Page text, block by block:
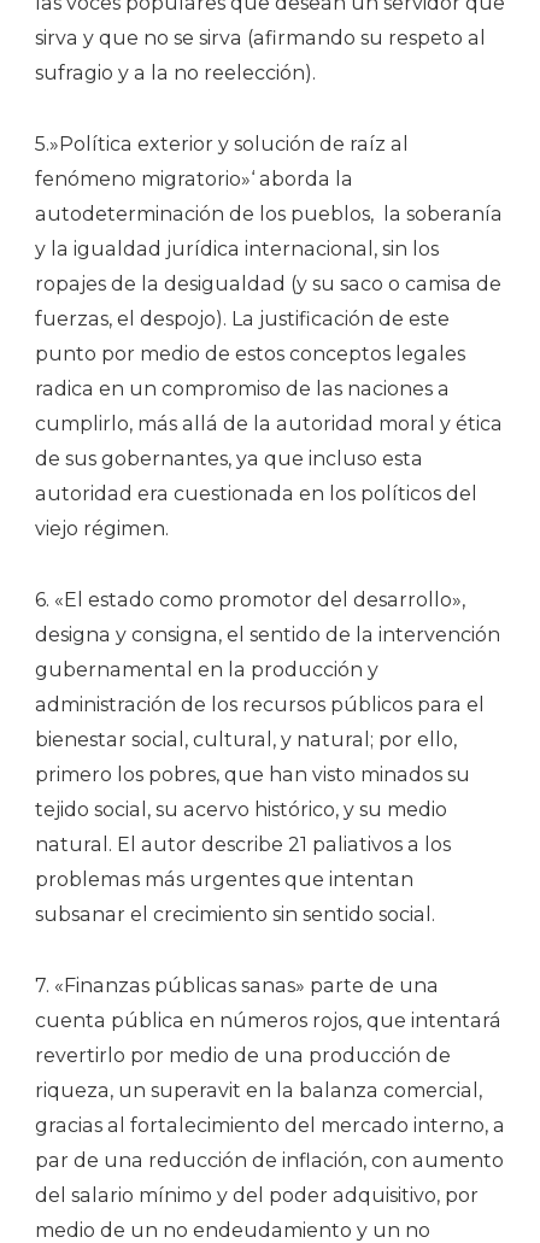
sirva y que no se sirva (afirmando su respeto al
sufragio y a la no reelección).
5.»Política exterior y solución de raíz al
fenómeno migratorio»‘ aborda la
autodeterminación de los pueblos,
la soberanía
y la igualdad jurídica internacional, sin los
ropajes de la desigualdad (y su saco o camisa de
fuerzas, el despojo). La justificación de este
punto por medio de estos conceptos legales
radica en un compromiso de las naciones a
cumplirlo, más allá de la autoridad moral y ética
de sus gobernantes, ya que incluso esta
autoridad era cuestionada en los políticos del
viejo régimen.
6. «El estado como promotor del desarrollo»,
designa y consigna, el sentido de la intervención
gubernamental en la producción y
administración de los recursos públicos para el
bienestar social, cultural, y natural; por ello,
primero los pobres, que han visto minados su
tejido social, su acervo histórico, y su medio
natural. El autor describe 21 paliativos a los
problemas más urgentes que intentan
subsanar el crecimiento sin sentido social.
7. «Finanzas públicas sanas» parte de una
cuenta pública en números rojos, que intentará
revertirlo por medio de una producción de
riqueza, un superavit en la balanza comercial,
gracias al fortalecimiento del mercado interno, a
par de una reducción de inflación, con aumento
del salario mínimo y del poder adquisitivo, por
medio de un no endeudamiento y un no